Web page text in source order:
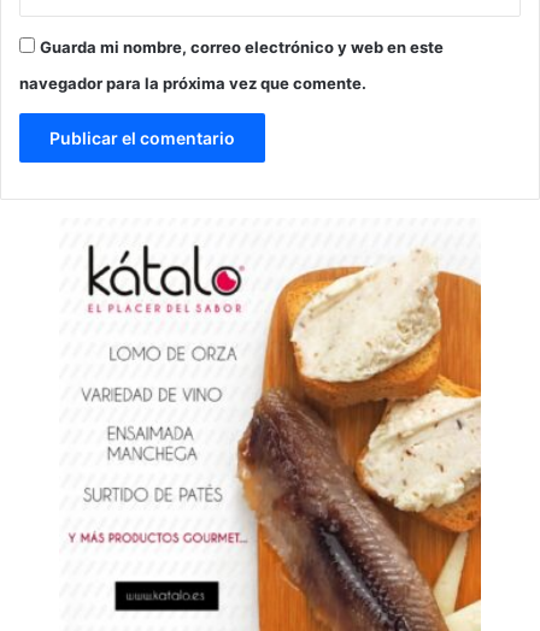
Guarda mi nombre, correo electrónico y web en este
navegador para la próxima vez que comente.